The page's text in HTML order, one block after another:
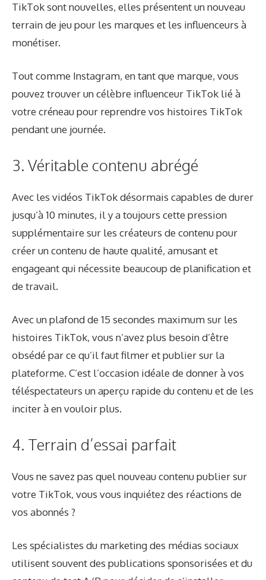
TikTok sont nouvelles, elles présentent un nouveau
terrain de jeu pour les marques et les influenceurs à
monétiser.
Tout comme Instagram, en tant que marque, vous
pouvez trouver un célèbre influenceur TikTok lié à
votre créneau pour reprendre vos histoires TikTok
pendant une journée.
3. Véritable contenu abrégé
Avec les vidéos TikTok désormais capables de durer
jusqu’à 10 minutes, il y a toujours cette pression
supplémentaire sur les créateurs de contenu pour
créer un contenu de haute qualité, amusant et
engageant qui nécessite beaucoup de planification et
de travail.
Avec un plafond de 15 secondes maximum sur les
histoires TikTok, vous n’avez plus besoin d’être
obsédé par ce qu’il faut filmer et publier sur la
plateforme. C’est l’occasion idéale de donner à vos
téléspectateurs un aperçu rapide du contenu et de les
inciter à en vouloir plus.
4. Terrain d’essai parfait
Vous ne savez pas quel nouveau contenu publier sur
votre TikTok, vous vous inquiétez des réactions de
vos abonnés ?
Les spécialistes du marketing des médias sociaux
utilisent souvent des publications sponsorisées et du